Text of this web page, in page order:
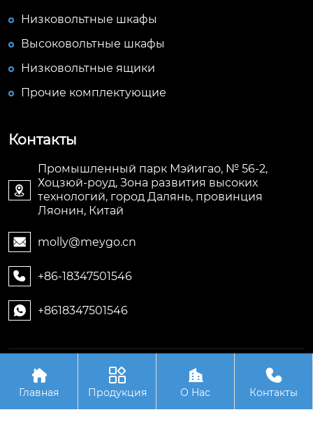
Низковольтные шкафы
Высоковольтные шкафы
Низковольтные ящики
Прочие комплектующие
Контакты

Промышленный парк Мэйигао, № 56-2,
Хоцзюй-роуд, Зона развития высоких
технологий, город Далянь, провинция
Ляонин, Китай
 molly@meygo.cn
 +86-18347501546
 +8618347501546
Авторское право©ООО Ляонин Мэйигао Электро
Автоматизация Оборудования

Главная

Продукция

О Hас

Контакты